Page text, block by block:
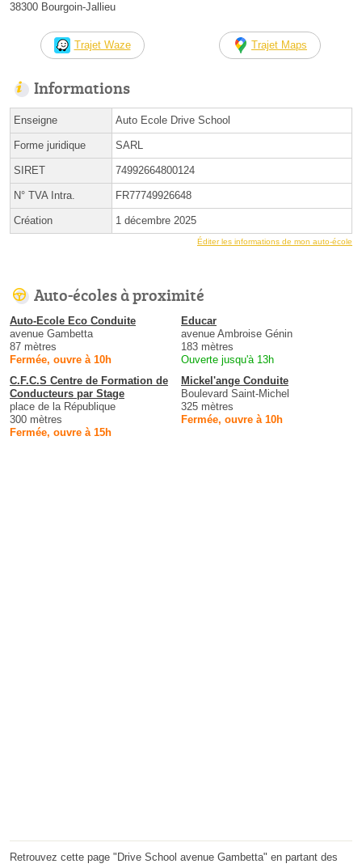
38300 Bourgoin-Jallieu
Trajet Waze Trajet Maps
Informations
Enseigne Auto Ecole Drive School
Forme juridique SARL
SIRET 74992664800124
N° TVA Intra. FR77749926648
Création 1 décembre 2025
Éditer les informations de mon auto-école
Auto-écoles à proximité
Auto-Ecole Eco Conduite
avenue Gambetta
87 mètres
Fermée, ouvre à 10h
Educar
avenue Ambroise Génin
183 mètres
Ouverte jusqu'à 13h
C.F.C.S Centre de Formation de
Conducteurs par Stage
place de la République
300 mètres
Fermée, ouvre à 15h
Mickel'ange Conduite
Boulevard Saint-Michel
325 mètres
Fermée, ouvre à 10h
Retrouvez cette page "Drive School avenue Gambetta" en partant des